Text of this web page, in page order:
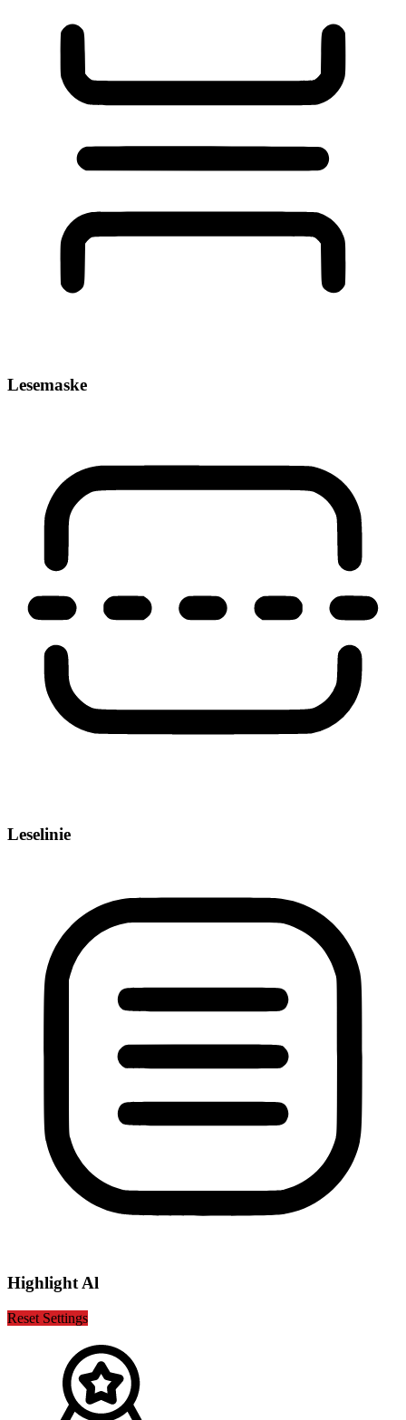
Lesemaske
Leselinie
Highlight Al
Reset Settings